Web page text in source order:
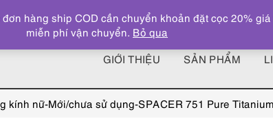
GIỚI THIỆU SẢN PHẨM
kính nữ-Mới/chưa sử dụng-SPACER 751 Pure
hàng ship COD cần chuyển khoản đặt cọc 20%
miễn phí vận chuyển. Bỏ qua